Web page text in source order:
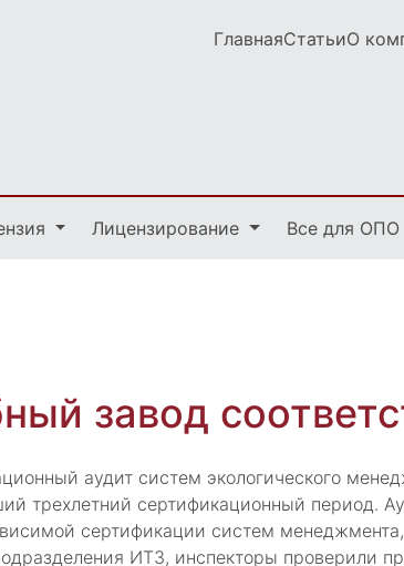
ГлавнаяСтатьиО
Лицензирование Все для ОПО
завод
аудит систем экологического
трехлетний сертификационный период.
сертификации систем
ИТЗ, инспекторы проверили